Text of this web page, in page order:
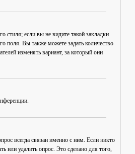
стиля; если вы не видите такой закладки
поля. Вы также можете задать количество
изменять вариант, за который они
всегда связан именно с ним. Если никто
или удалить опрос. Это сделано для того,